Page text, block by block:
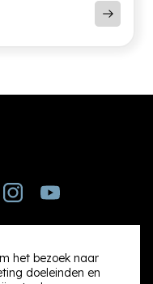
Informatie
het bezoek naar
doeleinden en